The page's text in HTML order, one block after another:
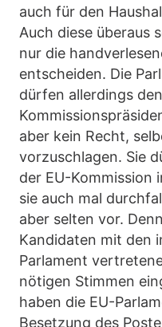
auch für den
Auch diese überaus
nur die
entscheiden. Die
dürfen allerdings
aber kein Recht,
vorzuschlagen. Sie
der EU-Kommission
sie auch mal
aber selten vor.
Kandidaten mit den
Parlament
nötigen Stimmen
haben die EU-
Besetzung des